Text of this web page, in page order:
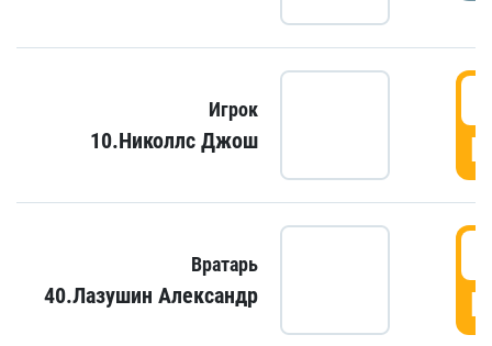
Игрок
10.Николлс Джош
Вратарь
40.Лазушин Александр